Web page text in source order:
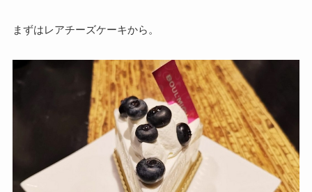
まずはレアチーズケーキから。